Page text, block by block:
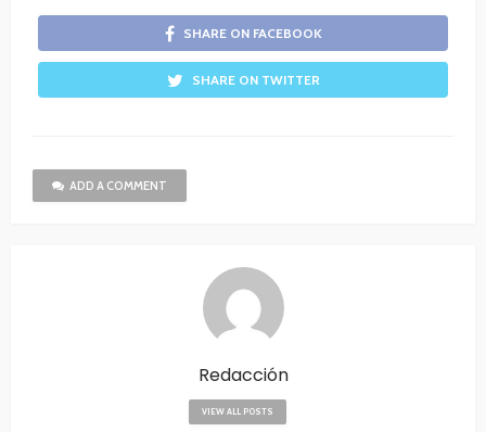
SHARE ON FACEBOOK
SHARE ON TWITTER
ADD A COMMENT
Redacción
VIEW ALL POSTS